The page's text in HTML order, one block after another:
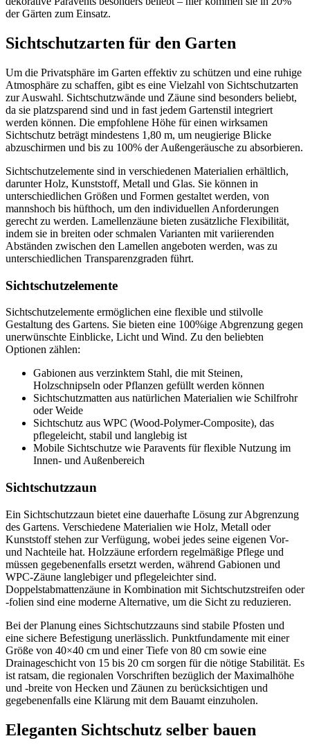
der Gärten zum Einsatz.
Sichtschutzarten für den Garten
Um die Privatsphäre im Garten effektiv zu schützen und eine ruhige
Atmosphäre zu schaffen, gibt es eine Vielzahl von Sichtschutzarten
zur Auswahl. Sichtschutzwände und Zäune sind besonders beliebt,
da sie platzsparend sind und in fast jedem Gartenstil integriert
werden können. Die empfohlene Höhe für einen wirksamen
Sichtschutz beträgt mindestens 1,80 m, um neugierige Blicke
abzuschirmen und bis zu 100% der Außengeräusche zu absorbieren.
Sichtschutzelemente sind in verschiedenen Materialien erhältlich,
darunter Holz, Kunststoff, Metall und Glas. Sie können in
unterschiedlichen Größen und Formen gestaltet werden, von
mannshoch bis hüfthoch, um den individuellen Anforderungen
gerecht zu werden. Lamellenzäune bieten zusätzliche Flexibilität,
indem sie in breiten oder schmalen Varianten mit variierenden
Abständen zwischen den Lamellen angeboten werden, was zu
unterschiedlichen Transparenzgraden führt.
Sichtschutzelemente
Sichtschutzelemente ermöglichen eine flexible und stilvolle
Gestaltung des Gartens. Sie bieten eine 100%ige Abgrenzung gegen
unerwünschte Einblicke, Licht und Wind. Zu den beliebten
Optionen zählen:
Gabionen aus verzinktem Stahl, die mit Steinen,
Holzschnipseln oder Pflanzen gefüllt werden können
Sichtschutzmatten aus natürlichen Materialien wie Schilfrohr
oder Weide
Sichtschutz aus WPC (Wood-Polymer-Composite), das
pflegeleicht, stabil und langlebig ist
Mobile Sichtschutze wie Paravents für flexible Nutzung im
Innen- und Außenbereich
Sichtschutzzaun
Ein Sichtschutzzaun bietet eine dauerhafte Lösung zur Abgrenzung
des Gartens. Verschiedene Materialien wie Holz, Metall oder
Kunststoff stehen zur Verfügung, wobei jedes seine eigenen Vor-
und Nachteile hat. Holzzäune erfordern regelmäßige Pflege und
müssen gegebenenfalls ersetzt werden, während Gabionen und
WPC-Zäune langlebiger und pflegeleichter sind.
Doppelstabmattenzäune in Kombination mit Sichtschutzstreifen oder
-folien sind eine moderne Alternative, um die Sicht zu reduzieren.
Bei der Planung eines Sichtschutzzauns sind stabile Pfosten und
eine sichere Befestigung unerlässlich. Punktfundamente mit einer
Größe von 40×40 cm und einer Tiefe von 80 cm sowie eine
Drainageschicht von 15 bis 20 cm sorgen für die nötige Stabilität. Es
ist ratsam, die regionalen Vorschriften bezüglich der Maximalhöhe
und -breite von Hecken und Zäunen zu berücksichtigen und
gegebenenfalls eine Klärung mit dem Bauamt einzuholen.
Eleganten Sichtschutz selber bauen